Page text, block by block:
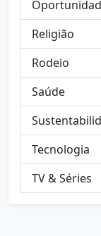
Religião
Rodeio
Saúde
Tecnologia
TV & Séries